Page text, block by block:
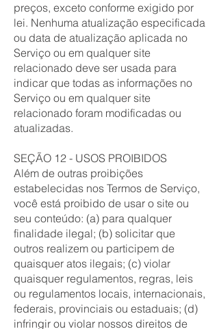
preços, exceto conforme exigido por
lei. Nenhuma atualização especificada
ou data de atualização aplicada no
Serviço ou em qualquer site
relacionado deve ser usada para
indicar que todas as informações no
Serviço ou em qualquer site
relacionado foram modificadas ou
atualizadas.
SEÇÃO 12 - USOS PROIBIDOS
Além de outras proibições
estabelecidas nos Termos de Serviço,
você está proibido de usar o site ou
seu conteúdo: (a) para qualquer
finalidade ilegal; (b) solicitar que
outros realizem ou participem de
quaisquer atos ilegais; (c) violar
quaisquer regulamentos, regras, leis
ou regulamentos locais, internacionais,
federais, provinciais ou estaduais; (d)
infringir ou violar nossos direitos de